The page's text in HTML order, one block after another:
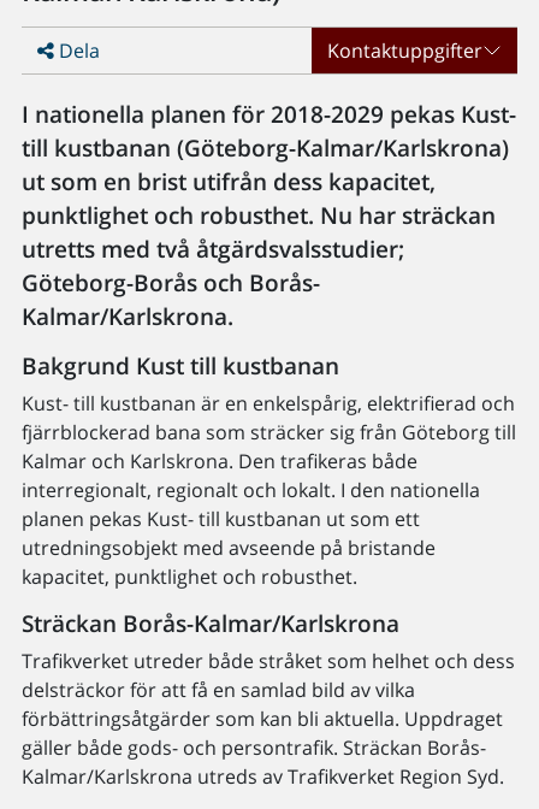
Dela Kontaktuppgifter
I nationella planen för 2018-2029 pekas Kust-
till kustbanan (Göteborg-Kalmar/Karlskrona)
ut som en brist utifrån dess kapacitet,
punktlighet och robusthet. Nu har sträckan
utretts med två åtgärdsvalsstudier;
Göteborg-Borås och Borås-
Kalmar/Karlskrona.
Bakgrund Kust till kustbanan
Kust- till kustbanan är en enkelspårig, elektrifierad och
fjärrblockerad bana som sträcker sig från Göteborg till
Kalmar och Karlskrona. Den trafikeras både
interregionalt, regionalt och lokalt. I den nationella
planen pekas Kust- till kustbanan ut som ett
utredningsobjekt med avseende på bristande
kapacitet, punktlighet och robusthet.
Sträckan Borås-Kalmar/Karlskrona
Trafikverket utreder både stråket som helhet och dess
delsträckor för att få en samlad bild av vilka
förbättringsåtgärder som kan bli aktuella. Uppdraget
gäller både gods- och persontrafik. Sträckan Borås-
Kalmar/Karlskrona utreds av Trafikverket Region Syd.